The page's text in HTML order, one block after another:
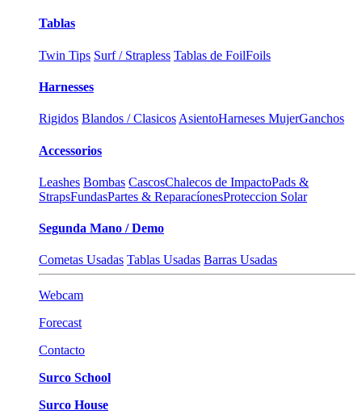
Tablas
Twin Tips Surf / Strapless Tablas de FoilFoils
Harnesses
Rigidos Blandos / Clasicos AsientoHarneses MujerGanchos
Accessorios
Leashes Bombas CascosChalecos de ImpactoPads &
StrapsFundasPartes & ReparacíonesProteccion Solar
Segunda Mano / Demo
Cometas Usadas Tablas Usadas Barras Usadas
Webcam
Forecast
Contacto
Surco School
Surco House